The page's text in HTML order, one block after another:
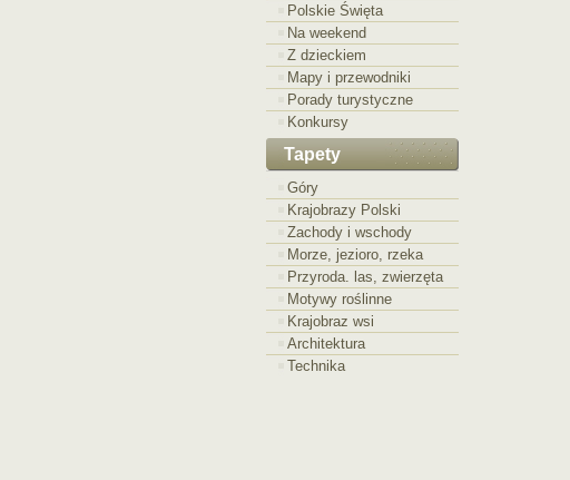
Polskie Święta
Na weekend
Z dzieckiem
Mapy i przewodniki
Porady turystyczne
Konkursy
Tapety
Góry
Krajobrazy Polski
Zachody i wschody
Morze, jezioro, rzeka
Przyroda. las, zwierzęta
Motywy roślinne
Krajobraz wsi
Architektura
Technika